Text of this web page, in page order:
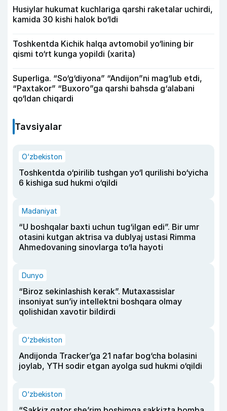
Husiylar hukumat kuchlariga qarshi raketalar uchirdi,
kamida 30 kishi halok bo‘ldi
Toshkentda Kichik halqa avtomobil yo‘lining bir
qismi to‘rt kunga yopildi (xarita)
Superliga. “So‘g‘diyona” “Andijon”ni mag‘lub etdi,
“Paxtakor” “Buxoro”ga qarshi bahsda g‘alabani
qo‘ldan chiqardi
Tavsiyalar
O‘zbekiston
Toshkentda o‘pirilib tushgan yo‘l qurilishi bo‘yicha
6 kishiga sud hukmi o‘qildi
Madaniyat
“U boshqalar baxti uchun tug‘ilgan edi”. Bir umr
otasini kutgan aktrisa va dublyaj ustasi Rimma
Ahmedovaning sinovlarga to‘la hayoti
Dunyo
“Biroz sekinlashish kerak”. Mutaxassislar
insoniyat sun’iy intellektni boshqara olmay
qolishidan xavotir bildirdi
O‘zbekiston
Andijonda Tracker’ga 21 nafar bog‘cha bolasini
joylab, YTH sodir etgan ayolga sud hukmi o‘qildi
O‘zbekiston